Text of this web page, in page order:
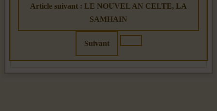
Article suivant : LE NOUVEL AN CELTE, LA
SAMHAIN
Suivant